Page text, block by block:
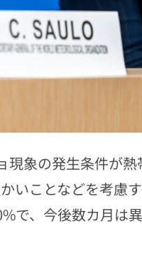
現象の発生条件が
いことなどを考慮
で、今後数カ月は